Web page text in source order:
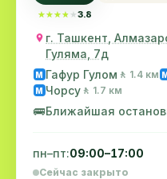
★★★★★
★★★★★3.8
г. Ташкент,
Гуляма, 7д
M Гафур Гулом 🚶 1.4 км
M Чорсу 🚶 1.7 км
🚌Ближайшая
пн–пт:09:00–17:00
Сейчас закрыто